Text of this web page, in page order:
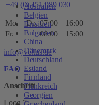
Australien
Belgien
Brasilien
Bulgarien
China
Dänemark
Deutschland
Estland
Finnland
Frankreich
Georgien
+49 (0) 451 989 030
Mo. – Do. 07:00 – 16:00
Fr.
08:00 – 15:00
info@voltus.de
FAQ
Anschrift
Loog 7